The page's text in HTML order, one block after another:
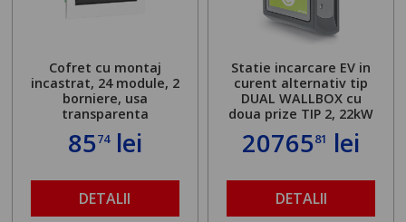
Cofret cu montaj
incastrat, 24 module, 2
borniere, usa
transparenta
8574lei
DETALII
Statie incarcare EV in
curent alternativ tip
DUAL WALLBOX cu
doua prize TIP 2, 22kW
2076581 lei
DETALII